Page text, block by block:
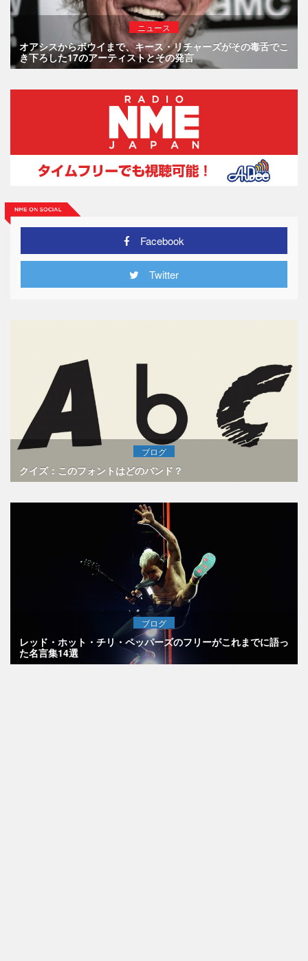
ニュース
オアシスからボウイまで、キース・リチャーズがその毒舌でこ
き下ろした17のアーティストとその発言
Facebook
Twitter
ブログ
クイズ：このフォントはどのバンド？
ブログ
レッド・ホット・チリ・ペッパーズのフリーがこれまでに語っ
た名言集14選